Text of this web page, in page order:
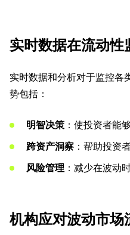
实时数据在流动性
实时数据和分析对于监控各
势包括：
明智决策 ：使投资者能
跨资产洞察 ：帮助投资
风险管理 ：减少在波动
机构应对波动市场